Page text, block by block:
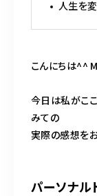
人生を
こんにちは^^
今日は私がこ
みての
実際の感想を
パーソナル